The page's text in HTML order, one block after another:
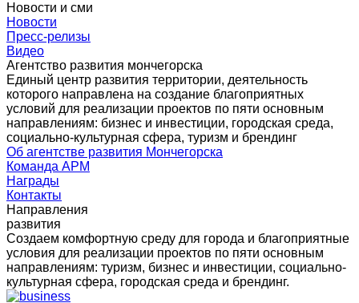
Новости и сми
Новости
Пресс-релизы
Видео
Агентство развития мончегорска
Единый центр развития территории, деятельность
которого направлена на создание благоприятных
условий для реализации проектов по пяти основным
направлениям: бизнес и инвестиции, городская среда,
социально-культурная сфера, туризм и брендинг
Об агентстве развития Мончегорска
Команда АРМ
Награды
Контакты
Направления
развития
Создаем комфортную среду для города и благоприятные
условия для реализации проектов по пяти основным
направлениям: туризм, бизнес и инвестиции, социально-
культурная сфера, городская среда и брендинг.